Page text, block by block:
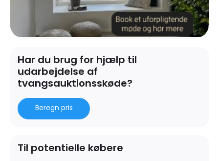
Har du brug for hjælp til
udarbejdelse af
tvangsauktionsskøde?
Beregn pris
Til potentielle købere